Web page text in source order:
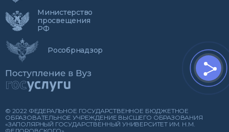
Министерство
просвещения
РФ
Рособрнадзор
© 2022 ФЕДЕРАЛЬНОЕ ГОСУДАРСТВЕННОЕ БЮДЖЕТНОЕ
ОБРАЗОВАТЕЛЬНОЕ УЧРЕЖДЕНИЕ ВЫСШЕГО ОБРАЗОВАНИЯ
«ЗАПОЛЯРНЫЙ ГОСУДАРСТВЕННЫЙ УНИВЕРСИТЕТ ИМ. Н.М.